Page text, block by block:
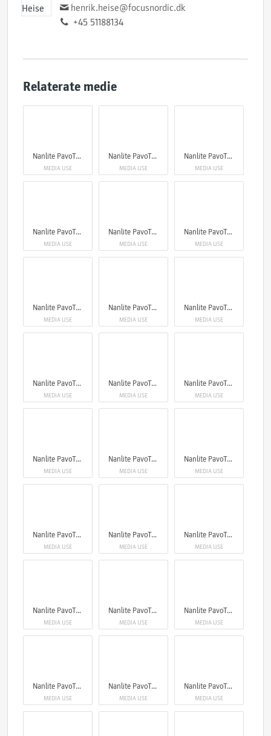
henrik.heise@focusnordic.dk
+45 51188134
Relaterate medie
Nanlite PavoTube II 6XR LED RGBWW Pixel Tube Light
MEDIA USE
Nanlite PavoTube II 6XR LED RGBWW Pixel Tube Light
MEDIA USE
Nanlite PavoTube II 6XR LED RGBWW Pixel Tube Light
MEDIA USE
Nanlite PavoTube II 6XR LED RGBWW Pixel Tube Light
MEDIA USE
Nanlite PavoTube II 6XR LED RGBWW Pixel Tube Light
MEDIA USE
Nanlite PavoTube II 6XR LED RGBWW Pixel Tube Light
MEDIA USE
Nanlite PavoTube II 6XR LED RGBWW Pixel Tube Light
MEDIA USE
Nanlite PavoTube II 6XR LED RGBWW Pixel Tube Light
MEDIA USE
Nanlite PavoTube II 6XR LED RGBWW Pixel Tube Light
MEDIA USE
Nanlite PavoTube II 6XR LED RGBWW Pixel Tube Light
MEDIA USE
Nanlite PavoTube II 6XR LED RGBWW Pixel Tube Light
MEDIA USE
Nanlite PavoTube II 6XR LED RGBWW Pixel Tube Light
MEDIA USE
Nanlite PavoTube II 6XR LED RGBWW Pixel Tube Light
MEDIA USE
Nanlite PavoTube II 6XR LED RGBWW Pixel Tube Light
MEDIA USE
Nanlite PavoTube II 6XR LED RGBWW Pixel Tube Light
MEDIA USE
Nanlite PavoTube II 6XR LED RGBWW Pixel Tube Light
MEDIA USE
Nanlite PavoTube II 6XR LED RGBWW Pixel Tube Light
MEDIA USE
Nanlite PavoTube II 6XR LED RGBWW Pixel Tube Light
MEDIA USE
Nanlite PavoTube II 6XR LED RGBWW Pixel Tube Light
MEDIA USE
Nanlite PavoTube II 6XR LED RGBWW Pixel Tube Light
MEDIA USE
Nanlite PavoTube II 6XR LED RGBWW Pixel Tube Light
MEDIA USE
Nanlite PavoTube II 6XR LED RGBWW Pixel Tube Light
MEDIA USE
Nanlite PavoTube II 6XR LED RGBWW Pixel Tube Light
MEDIA USE
Nanlite PavoTube II 6XR LED RGBWW Pixel Tube Light
MEDIA USE